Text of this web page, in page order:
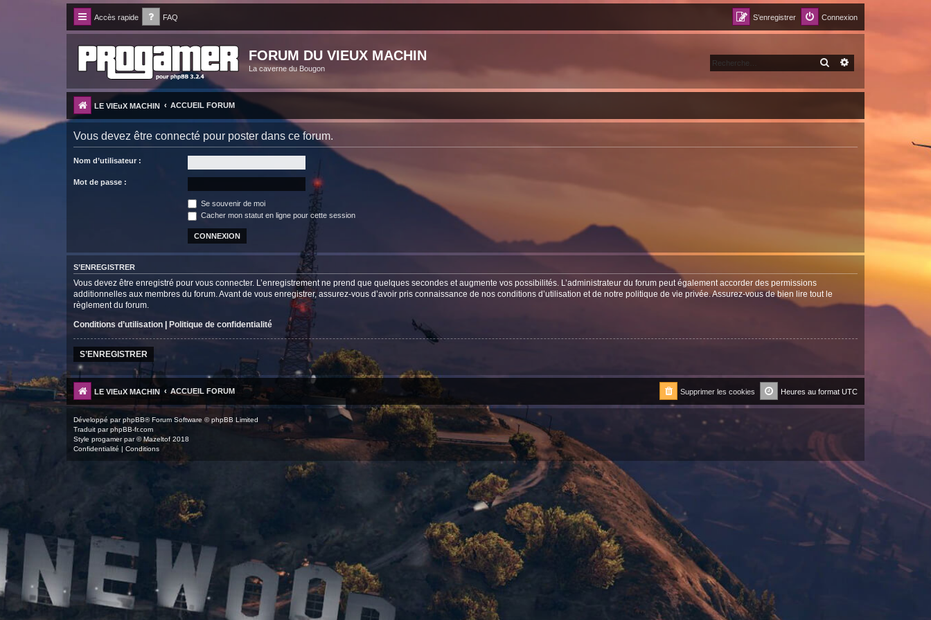
Accès rapide FAQ Connexion
S’enregistrer
FORUM DU VIEUX MACHIN
La caverne du Bougon
RECHERCHER
LE VIEuX MACHIN ACCUEIL FORUM
Vous devez être connecté pour poster dans ce forum.
Nom d’utilisateur :
Mot de passe :
Se souvenir de moi
Cacher mon statut en ligne pour cette session
S’ENREGISTRER
Vous devez être enregistré pour vous connecter. L’enregistrement ne prend que quelques secondes et augmente vos possibilités. L’administrateur du forum peut également accorder des permissions
additionnelles aux membres du forum. Avant de vous enregistrer, assurez-vous d’avoir pris connaissance de nos conditions d’utilisation et de notre politique de vie privée. Assurez-vous de bien lire tout le
règlement du forum.
Conditions d’utilisation
Politique de confidentialité
S’ENREGISTRER
LE VIEuX MACHIN ACCUEIL FORUM Heures au format UTC
Supprimer les cookies
Développé parphpBB® Forum Software © phpBB Limited
Traduit parphpBB-fr.com
Style progamerpar ©Mazeltof 2018
Confidentialité | Conditions